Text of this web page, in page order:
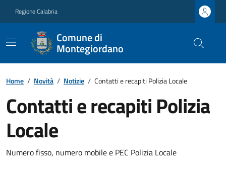
Regione Calabria
Comune di
Montegiordano
Home / Novità / Notizie / Contatti e recapiti Polizia Locale
Contatti e recapiti Polizia
Locale
Numero fisso, numero mobile e PEC Polizia Locale